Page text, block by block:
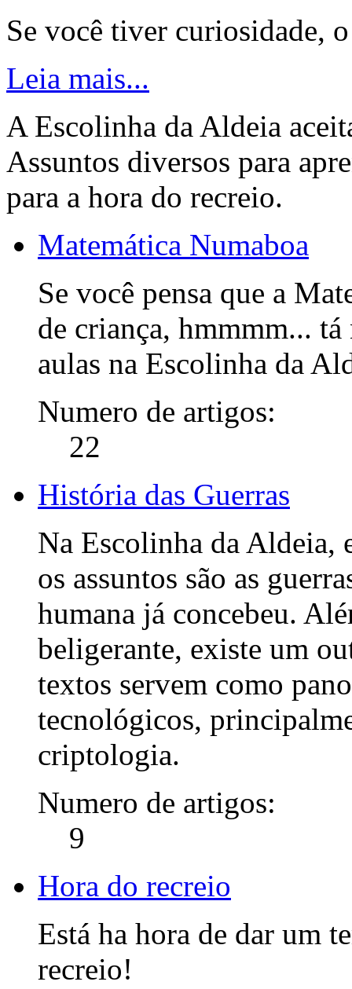
Se você tiver curiosidade,
Leia mais...
A Escolinha da Aldeia
Assuntos diversos para
para a hora do recreio.
Matemática Numaboa
Se você pensa que a
de criança, hmmmm...
aulas na Escolinha da
Numero de artigos:
22
História das Guerras
Na Escolinha da Aldeia,
os assuntos são as
humana já concebeu.
beligerante, existe um
textos servem como
tecnológicos,
criptologia.
Numero de artigos:
9
Hora do recreio
Está ha hora de dar um
recreio!